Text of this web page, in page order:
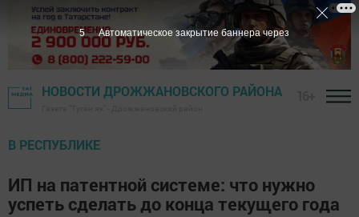
НОВОСТИ ДРОЖЖАНОВСКОГО РАЙОНА
В РЕСПУБЛИКЕ
ИП на патентной системе: что нужно
успеть сделать до конца текущего года
5 Автоматическое закрытие баннера через